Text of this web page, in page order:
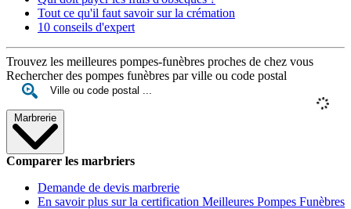
Tout ce qu'il faut savoir sur la crémation
10 conseils d'expert
Trouvez les meilleures pompes-funèbres proches de chez vous
Rechercher des pompes funèbres par ville ou code postal
Marbrerie
Comparer les marbriers
Demande de devis marbrerie
En savoir plus sur la certification Meilleures Pompes Funèbres